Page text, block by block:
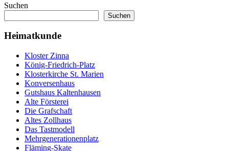
Suchen
Suchen
Heimatkunde
Kloster Zinna
König-Friedrich-Platz
Klosterkirche St. Marien
Konversenhaus
Gutshaus Kaltenhausen
Alte Försterei
Die Grafschaft
Altes Zollhaus
Das Tastmodell
Mehrgenerationenplatz
Fläming-Skate